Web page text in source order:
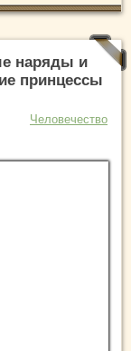
наряды и
принцессы
Человечество